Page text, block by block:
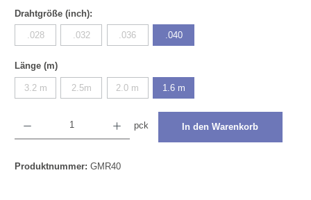
Drahtgröße (inch):
.028
(Diese Option ist zurzeit nicht verfügbar.)
.032
(Diese Option ist zurzeit nicht verfügbar.)
.036
(Diese Option ist zurzeit nicht verfügbar.)
.040
Länge (m)auswählen
3.2 m(Diese Option ist zurzeit nicht verfügbar.)
2.5m(Diese Option ist zurzeit nicht verfügbar.)
2.0 m(Diese Option ist zurzeit nicht verfügbar.)
1.6 m
pck In den Warenkorb
Produktnummer: GMR40